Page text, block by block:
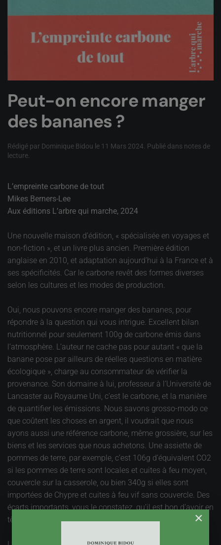
Peut-on encore manger
des bananes ?
Rédigé par Dominique Bidou le 11 Mars 2024 . Publié dans notes de
lecture
L’empreinte carbone de tout
Mikes Berners-Lee
Aux éditions L’arbre qui marche, 2024
Une nouvelle maison d’édition, « spécialisée en voyages et
non-fiction », et un livre plus ancien. Première édition
anglaise en 2010, et adaptation aujourd’hui à la France et à
ses spécificités. Car le carbone revêt des formes diverses
selon les cultures et les modes de production.
Oui, nous pouvons encore manger des bananes, pour
répondre à la question qui vous intrigue. Excellent bilan
nutritionnel pour seulement 100g de carbone émis dans
l’atmosphère. L’auteur ne cache pas pour autant « que la
banane pose par ailleurs de réelles questions en matière
écologique », charge au consommateur de vérifier la
provenance. Son domaine à lui, professeur à l’Université de
Lancaster au Royaume Uni, c’est le carbone, et la manière
de quantifier les émissions. Nous savons grosso-modo ce
que coûtent les choses en argent, il voudrait que nous
ayons aussi une référence carbone, même grossière, sur les
biens et les services que nous achetons. Une assiette de
pommes de terre, par exemple, c’est 106g d’équivalent CO2
si les pommes de terre sont locales et cuites à feu moyen,
couvercle sur la casserole, ou bien 340g si elles sont
importées de Chypre et cuites à feu vif sans couvercle. Des
écarts importants, vous le constatez, qu’il est bon d’avoir en
tête pour orienter ses choix et ses pratiques.
×